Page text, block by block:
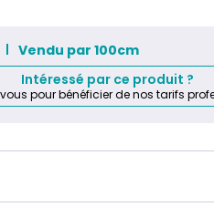
Vendu par 100cm
Intéressé par ce produit ?
pour bénéficier de nos tarifs